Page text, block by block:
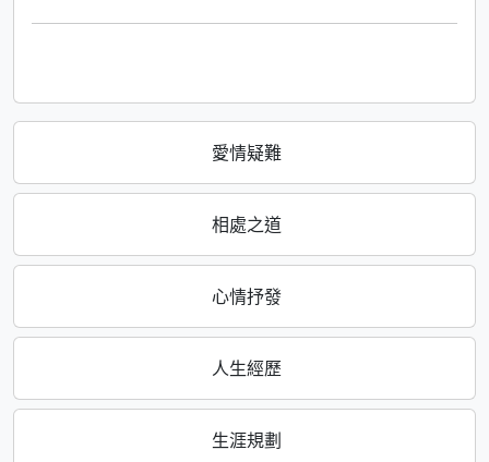
愛情疑難
相處之道
心情抒發
人生經歷
生涯規劃